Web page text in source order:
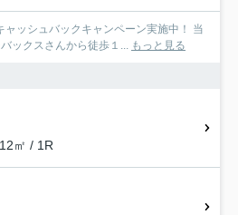
ッシュバックキャンペーン実施中！ 当
ックスさんから徒歩１... もっと見る
㎡ / 1R